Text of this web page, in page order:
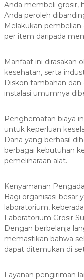
Anda membeli grosir,
Anda peroleh
Melakukan
per item daripada
Manfaat ini dirasakan
kesehatan, serta
Diskon tambahan
instalasi umumnya
Penghematan biaya
untuk keperluan
Dana yang berhasil
berbagai kebutuhan
pemeliharaan alat.
Kenyamanan
Bagi organisasi besar
laboratorium,
Laboratorium Grosir
Dengan berbelanja
memastikan bahwa
dapat ditemukan di
Layanan pengiriman